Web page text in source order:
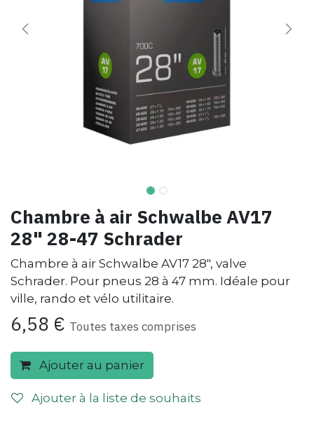
Chambre à air Schwalbe AV17
28" 28-47 Schrader
Chambre à air Schwalbe AV17 28", valve
Schrader. Pour pneus 28 à 47 mm. Idéale pour
ville, rando et vélo utilitaire.
6,58 € Toutes taxes comprises
Ajouter au panier
Ajouter à la liste de souhaits